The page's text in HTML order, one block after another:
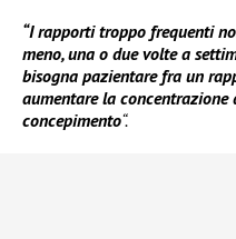
“I rapporti troppo frequenti
meno, una o due volte a
bisogna pazientare fra un
aumentare la
concepimento“.